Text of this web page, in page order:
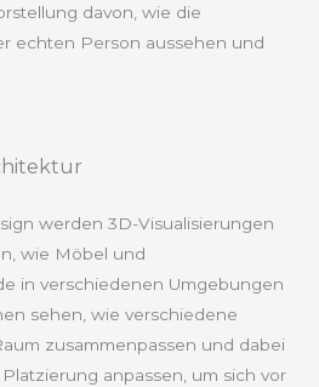
davon, wie die
echten Person aussehen und
werden 3D-Visualisierungen
wie Möbel und
in verschiedenen Umgebungen
sehen, wie verschiedene
zusammenpassen und dabei
anpassen, um sich vor